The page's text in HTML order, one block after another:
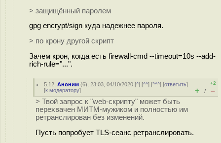
> защищённый паролем
gpg encrypt/sign куда надежнее пароля.
> по крону другой скрипт
Зачем крон, когда есть firewall-cmd --timeout=10s --add-
rich-rule="...".
5.12 ,Аноним (6), 23:03, 04/10/2020 [^] [^^] [^^^] [ответить]
[к модератору]
+2
+ / –
> Твой запрос к "web-скрипту" может быть
перехвачен МИТМ-мужиком и полностью им
ретранслирован без изменений.
Пусть попробует TLS-сеанс ретранслировать.